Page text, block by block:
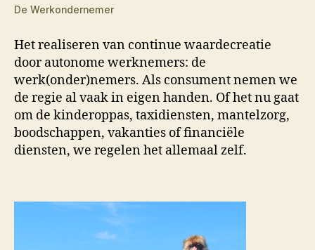
De Werkondernemer
Het realiseren van continue waardecreatie
door autonome werknemers: de
werk(onder)nemers. Als consument nemen we
de regie al vaak in eigen handen. Of het nu gaat
om de kinderoppas, taxidiensten, mantelzorg,
boodschappen, vakanties of financiële
diensten, we regelen het allemaal zelf.